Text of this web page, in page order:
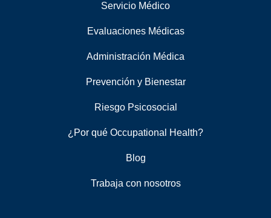
Servicio Médico
Evaluaciones Médicas
Administración Médica
Prevención y Bienestar
Riesgo Psicosocial
¿Por qué Occupational Health?
Blog
Trabaja con nosotros